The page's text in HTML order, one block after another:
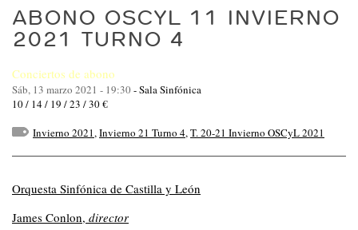
ABONO OSCYL 11 INVIERNO
2021 TURNO 4
Conciertos de abono
Sáb, 13 marzo 2021 - 19:30-Sala Sinfónica
10 / 14 / 19 / 23 / 30 €
Invierno 2021,Invierno 21 Turno 4,T. 20-21 Invierno OSCyL 2021
Orquesta Sinfónica de Castilla y León
James Conlon, director